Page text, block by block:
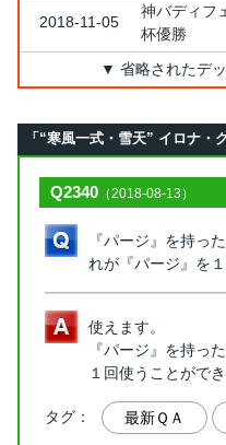
2018-11-05
神バディフ
杯優勝
▼ 省略されたデ
「“寒風一式・雪天” イロナ・
Q2340 （2018-08-13）
『パージ』を持っ
れが『パージ』を
使えます。
『パージ』を持っ
１回使うことができ
タグ： 最新ＱＡ